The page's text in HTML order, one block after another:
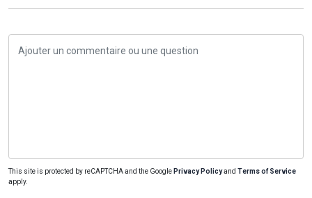
This site is protected by reCAPTCHA and the Google Privacy Policyand Terms of Service
apply.